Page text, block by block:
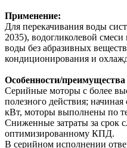
Применение:
Для перекачивания воды
2035), водогликолевой
воды без абразивных
кондиционирования и
Особенности/
Серийные моторы с более
полезного действия;
кВт, моторы выполнены по
Сниженные затраты за срок
оптимизированному КПД.
В серийном исполнении